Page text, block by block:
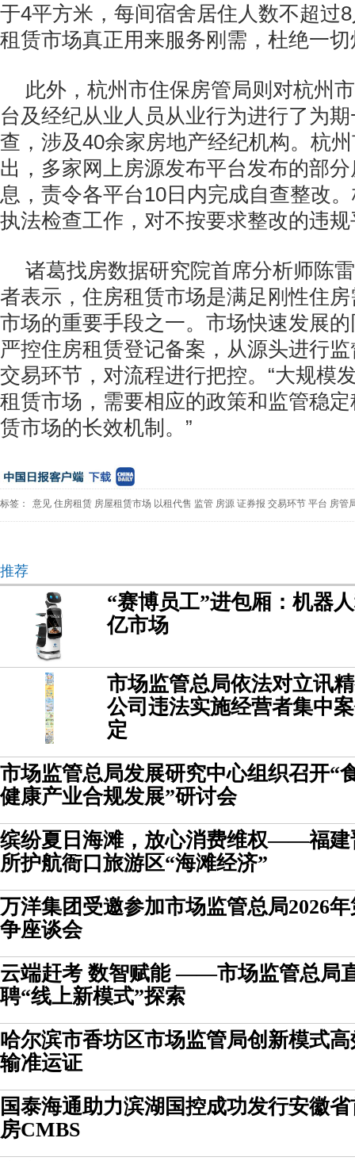
于4平方米，每间宿舍居住人数不超过
租赁市场真正用来服务刚需，杜绝一
此外，杭州市住保房管局则对杭州
台及经纪从业人员从业行为进行了为
查，涉及40余家房地产经纪机构。杭
出，多家网上房源发布平台发布的部
息，责令各平台10日内完成自查整改
执法检查工作，对不按要求整改的违
诸葛找房数据研究院首席分析师陈
者表示，住房租赁市场是满足刚性住
市场的重要手段之一。市场快速发展
严控住房租赁登记备案，从源头进行
交易环节，对流程进行把控。“大规模
租赁市场，需要相应的政策和监管稳
赁市场的长效机制。”
标签： 意见 住房租赁 房屋租赁市场 以租代售 监管 房源 证券报 交易环节 平台 房管
推荐
“赛博员工”进包厢：机器
亿市场
市场监管总局依法对立讯
公司违法实施经营者集中
定
市场监管总局发展研究中心组织召开“
健康产业合规发展”研讨会
缤纷夏日海滩，放心消费维权——福建
所护航衙口旅游区“海滩经济”
万洋集团受邀参加市场监管总局2026
争座谈会
云端赶考 数智赋能 ——市场监管总局
聘“线上新模式”探索
哈尔滨市香坊区市场监管局创新模式
输准运证
国泰海通助力滨湖国控成功发行安徽
房CMBS